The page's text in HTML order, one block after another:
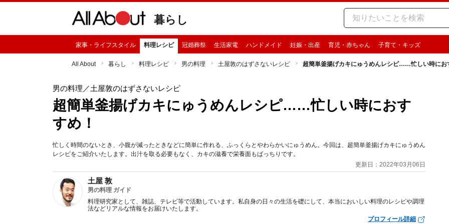
暮らし
家事・ライフスタイル 料理レシピ 冠婚葬祭 生活家電 ハンドメイド 妊娠・出産 育児・赤ちゃん 子育て・キッズ
All About 暮らし 料理レシピ 男の料理 土屋敦のはずさないレシピ 超簡単釜揚げカキにゅうめんレシピ……忙しい時にお
男の料理 ／土屋敦のはずさないレシピ
超簡単釜揚げカキにゅうめんレシピ……忙しい時におす
すめ！
忙しく時間のないとき、小腹が減ったときなどに簡単に作れる、ふっくらとやわらかいにゅうめん。今回は、超簡単釜揚げカキにゅうめん
レシピをご紹介いたします。出汁を取る必要もなく、カキの滋養で栄養面もばっちりです。
更新日：2022年03月06日
土屋 敦
男の料理 ガイド
料理研究家として、雑誌、テレビ等で活動しています。私自身の日々の生活を礎にして、本当においしい料理のレシピや調理
法などリアルな情報をお届けいたします。
プロフィール詳細